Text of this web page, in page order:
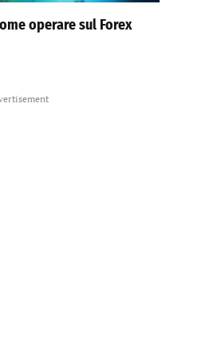
operare sul Forex